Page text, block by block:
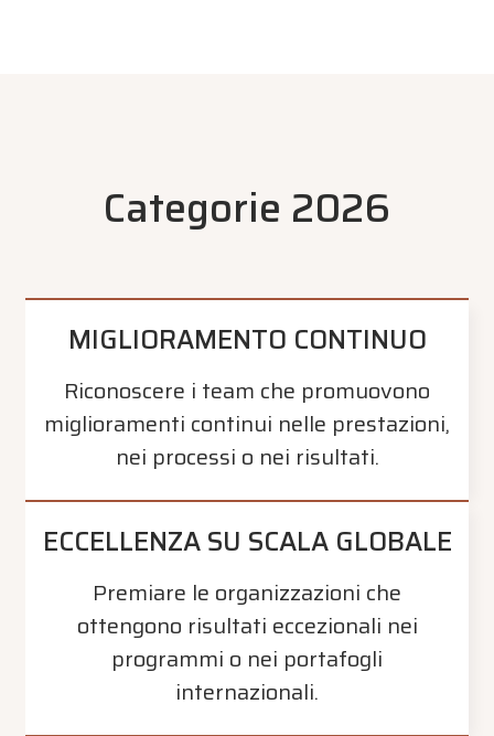
Categorie 2026
MIGLIORAMENTO CONTINUO
Riconoscere i team che promuovono
miglioramenti continui nelle prestazioni,
nei processi o nei risultati.
ECCELLENZA SU SCALA GLOBALE
Premiare le organizzazioni che
ottengono risultati eccezionali nei
programmi o nei portafogli
internazionali.